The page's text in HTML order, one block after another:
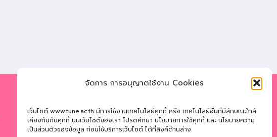
จัดการ การอนุญาตใช้งาน Cookies
เว็บไซต์ www.tune.ac.th มีการใช้งานเทคโนโลยีคุกกี้ หรือ เทคโนโลยีอื่นที่มีลักษณะใกล้
เคียงกันกับคุกกี้ บนเว็บไซต์ของเรา โปรดศึกษา นโยบายการใช้คุกกี้ และ นโยบายความ
เป็นส่วนตัวของข้อมูล ก่อนใช้บริการเว็บไซต์ ได้ที่ลิงค์ด้านล่าง
ที่อยู่ : 121 หมู่ที่ 12 ถ.นิตโย ต.สว่างแดนดิน อ.สว่างแดนดิน
จ.สกลนคร 47110
โทรศัพท์: 042-721181